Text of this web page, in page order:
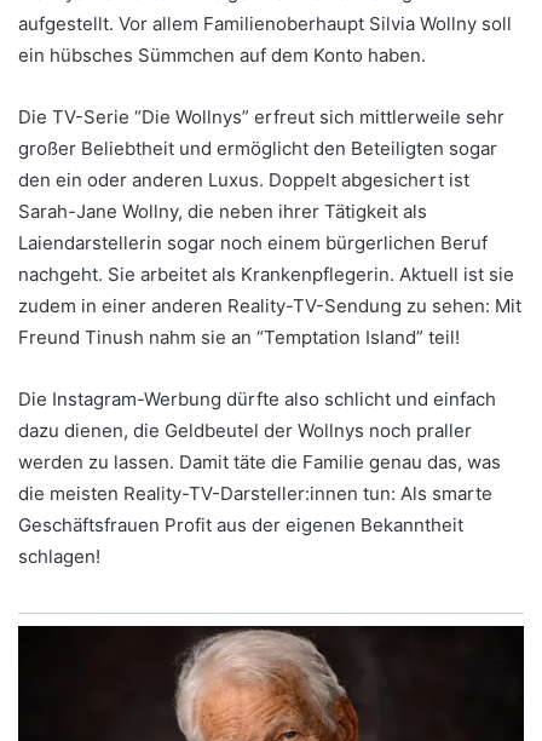
aufgestellt. Vor allem Familienoberhaupt Silvia Wollny soll
ein hübsches Sümmchen auf dem Konto haben.
Die TV-Serie “Die Wollnys” erfreut sich mittlerweile sehr
großer Beliebtheit und ermöglicht den Beteiligten sogar
den ein oder anderen Luxus. Doppelt abgesichert ist
Sarah-Jane Wollny, die neben ihrer Tätigkeit als
Laiendarstellerin sogar noch einem bürgerlichen Beruf
nachgeht. Sie arbeitet als Krankenpflegerin. Aktuell ist sie
zudem in einer anderen Reality-TV-Sendung zu sehen: Mit
Freund Tinush nahm sie an “Temptation Island” teil!
Die Instagram-Werbung dürfte also schlicht und einfach
dazu dienen, die Geldbeutel der Wollnys noch praller
werden zu lassen. Damit täte die Familie genau das, was
die meisten Reality-TV-Darsteller:innen tun: Als smarte
Geschäftsfrauen Profit aus der eigenen Bekanntheit
schlagen!